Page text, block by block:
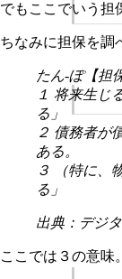
でもここでいう担
ちなみに担保を調
たん‐ぽ【担
１ 将来生じ
る」
２ 債務者が
ある。
３ （特に、
る」
出典：デジ
ここでは３の意味。